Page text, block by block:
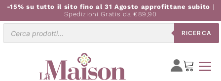
-15% su tutto il sito fino al 31 Agosto approfittane subito |
Spedizioni Gratis da €89,90
RICERCA